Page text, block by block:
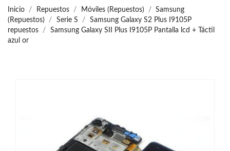
Inicio Repuestos Móviles (Repuestos)
Samsung
(Repuestos)
Serie S
Samsung Galaxy S2 Plus I9105P
repuestos
Samsung Galaxy SII Plus I9105P Pantalla lcd + Táctil
azul or